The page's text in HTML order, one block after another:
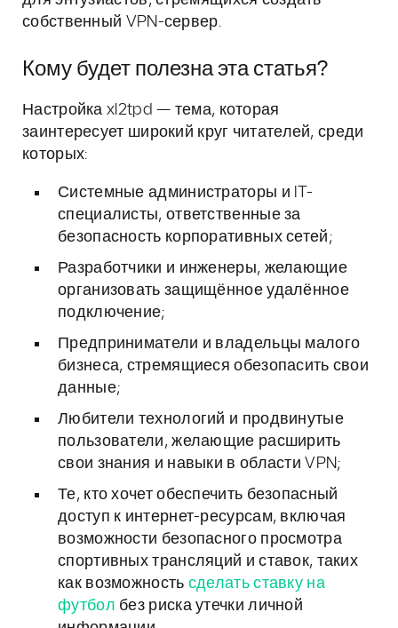
собственный VPN-сервер.
Кому будет полезна эта статья?
Настройка xl2tpd — тема, которая
заинтересует широкий круг читателей, среди
которых:
Системные администраторы и IT-
специалисты, ответственные за
безопасность корпоративных сетей;
Разработчики и инженеры, желающие
организовать защищённое удалённое
подключение;
Предприниматели и владельцы малого
бизнеса, стремящиеся обезопасить свои
данные;
Любители технологий и продвинутые
пользователи, желающие расширить
свои знания и навыки в области VPN;
Те, кто хочет обеспечить безопасный
доступ к интернет-ресурсам, включая
возможности безопасного просмотра
спортивных трансляций и ставок, таких
как возможность сделать ставку на
футбол без риска утечки личной